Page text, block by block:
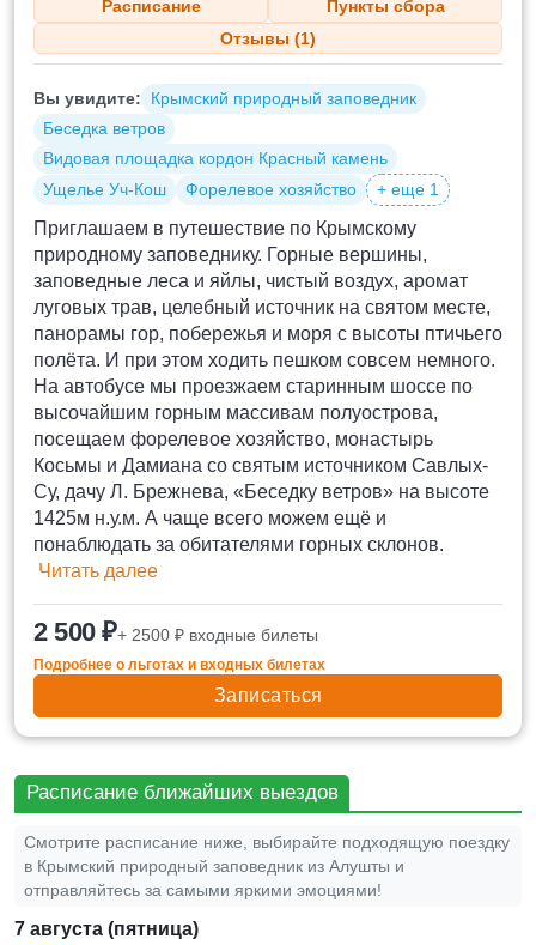
Расписание
Пункты сбора
Отзывы (1)
Вы увидите:
Крымский природный заповедник
Беседка ветров
Видовая площадка кордон Красный камень
Ущелье Уч-Кош
Форелевое хозяйство + еще 1
Приглашаем в путешествие по Крымскому
природному заповеднику. Горные вершины,
заповедные леса и яйлы, чистый воздух, аромат
луговых трав, целебный источник на святом месте,
панорамы гор, побережья и моря с высоты птичьего
полёта. И при этом ходить пешком совсем немного.
На автобусе мы проезжаем старинным шоссе по
высочайшим горным массивам полуострова,
посещаем форелевое хозяйство, монастырь
Косьмы и Дамиана со святым источником Савлых-
Су, дачу Л. Брежнева, «Беседку ветров» на высоте
1425м н.у.м. А чаще всего можем ещё и
понаблюдать за обитателями горных склонов.
Читать далее
2 500 ₽+ 2500 ₽ входные билеты
Подробнее о льготах и входных билетах
Записаться
Расписание ближайших выездов
Смотрите расписание ниже, выбирайте подходящую поездку
в Крымский природный заповедник из Алушты и
отправляйтесь за самыми яркими эмоциями!
7 августа (пятница)